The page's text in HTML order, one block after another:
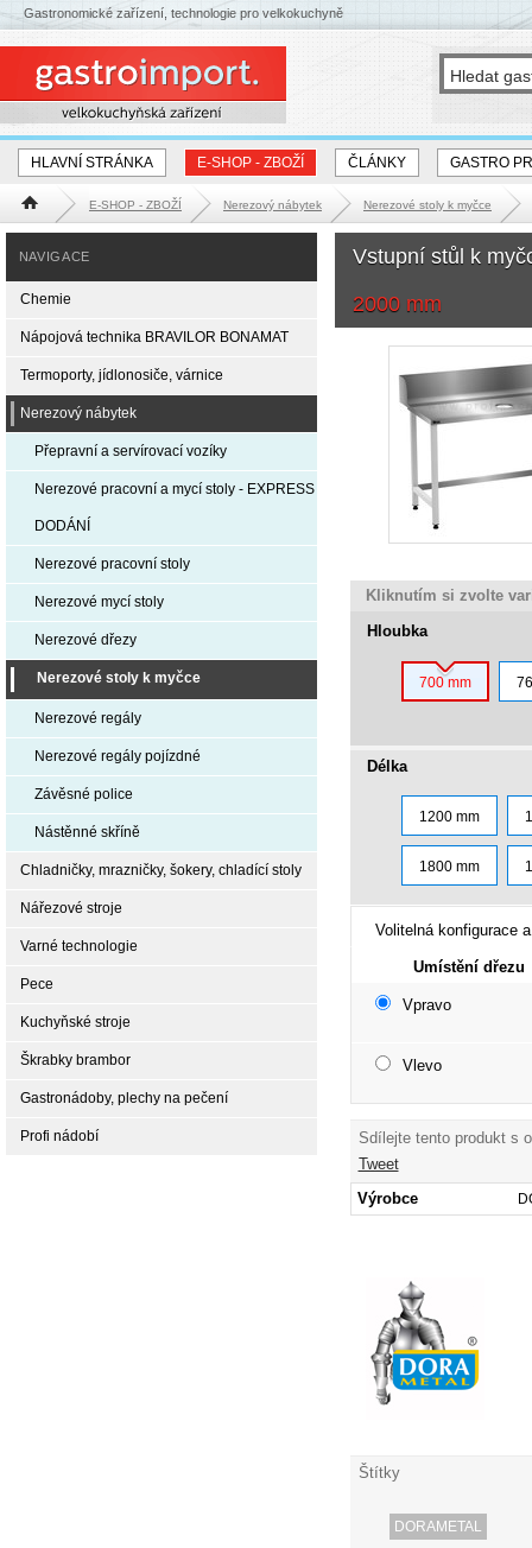
HLAVNÍ STRÁNKA E-SHOP - ZBOŽÍ ČLÁNKY GASTRO
Hlavní stránka E-SHOP - ZBOŽÍ Nerezový nábytek Nerezové stoly k myčce
Vstupní stůl k
2000 mm
Kliknutím si zvolte
Hloubka
700 mm
Délka
1200 mm
1800 mm
Volitelná konfigurace
Umístění dřezu
Vpravo
Vlevo
Sdílejte tento produkt s
Tweet
Výrobce
Štítky
DORAMETAL
NAVIGACE
Chemie
Nápojová technika BRAVILOR BONAMAT
Termoporty, jídlonosiče, várnice
Nerezový nábytek
Přepravní a servírovací vozíky
Nerezové pracovní a mycí stoly - EXPRESS
DODÁNÍ
Nerezové pracovní stoly
Nerezové mycí stoly
Nerezové dřezy
Nerezové stoly k myčce
Nerezové regály
Nerezové regály pojízdné
Závěsné police
Nástěnné skříně
Chladničky, mrazničky, šokery, chladící stoly
Nářezové stroje
Varné technologie
Pece
Kuchyňské stroje
Škrabky brambor
Gastronádoby, plechy na pečení
Profi nádobí
Gastronomické zařízení, technologie pro velkokuchyně